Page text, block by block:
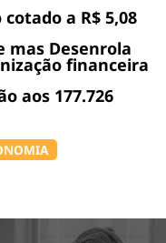
a R$ 5,08
mas Desenrola
financeira
aos 177.726